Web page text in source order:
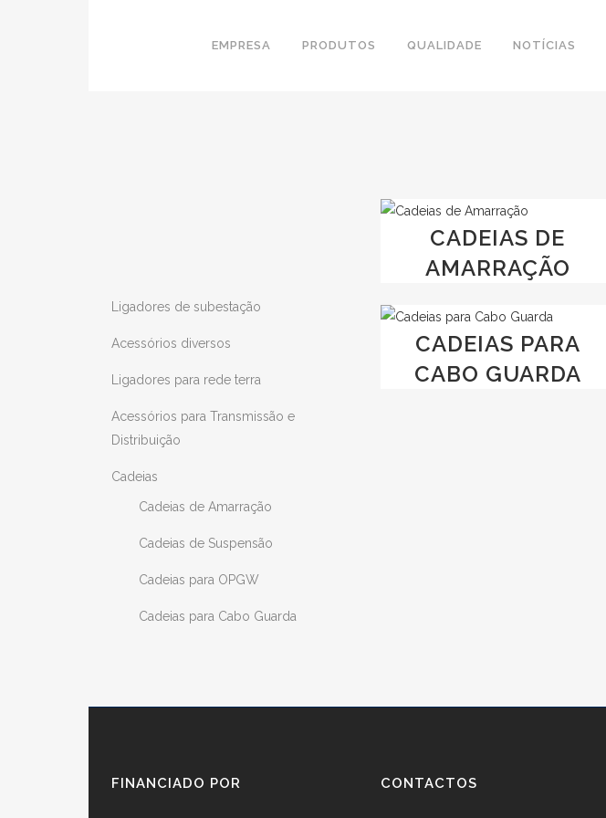
EMPRESA PRODUTOS QUALIDADE NOTÍCIAS
Ligadores de subestação
Acessórios diversos
Ligadores para rede terra
Acessórios para Transmissão e
Distribuição
Cadeias
Cadeias de Amarração
Cadeias de Suspensão
Cadeias para OPGW
Cadeias para Cabo Guarda
CADEIAS DE
AMARRAÇÃO
CADEIAS PARA
CABO GUARDA
FINANCIADO POR CONTACTOS